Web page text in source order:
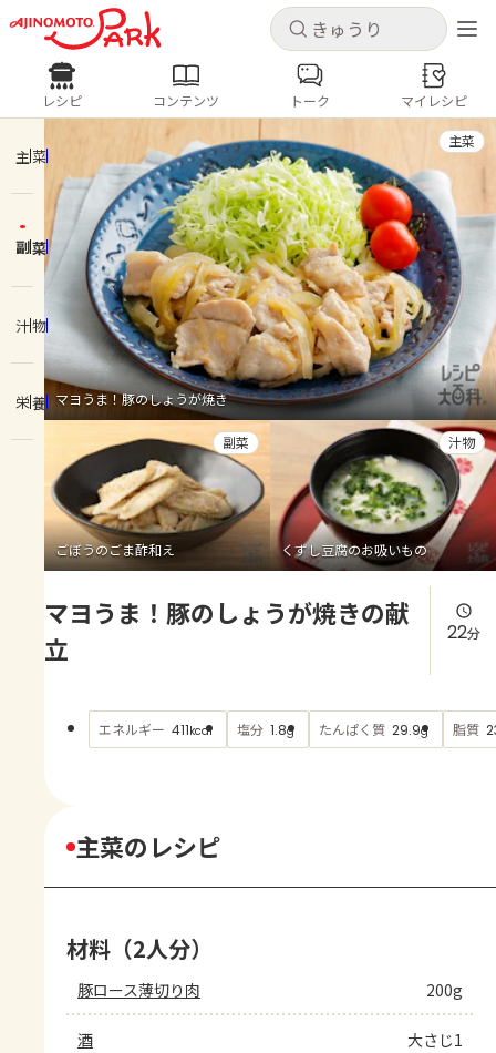
キャンセル
ログインするとレシピを保存できます
ログイン 新規登録
ホーム
コンテンツ
レシピ
トーク
よくあるお問い合わせ
お買い物
AJINOMOTO PARK とは
キャンセル
レシピ コンテンツ
人気の食材・レシピ
きゅうり なす トマト
とうもろこし
ピーマン
みょうが ゴーヤ
レシピ コンテンツ トーク マイレシピ
主菜
副菜
汁物
栄養 マヨうま！豚のしょうが焼き
主菜
ごぼうのごま酢和え
副菜
くずし豆腐のお吸いもの
汁物
マヨうま！豚のしょうが焼きの献
立
22分
エネルギー 411kcal 塩分 1.8g たんぱく質 29.9g 脂質
主菜のレシピ
材料（2人分）
豚ロース薄切り肉 200g
酒 大さじ1